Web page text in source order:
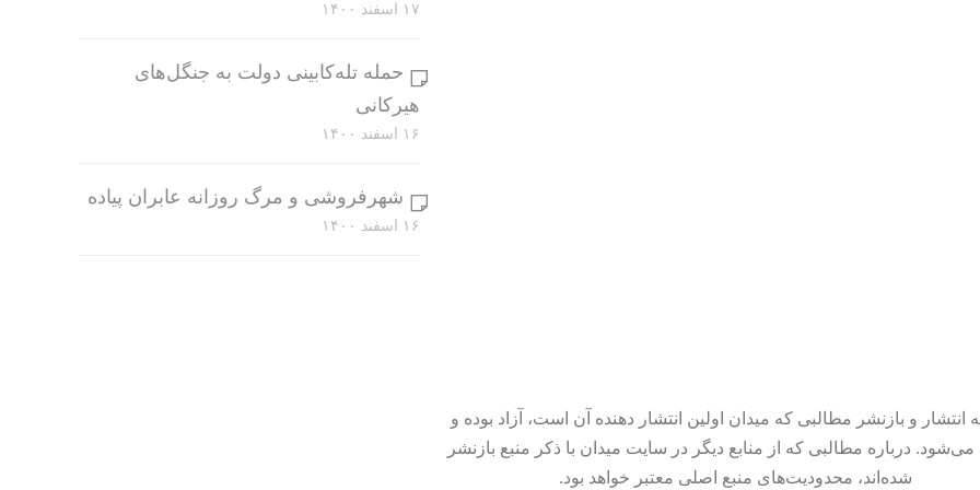
۱۷ اسفند ۱۴۰۰
حمله تله‌کابینی دولت به جنگل‌های
هیرکانی
۱۶ اسفند ۱۴۰۰
شهرفروشی و مرگ روزانه عابران پیاده
۱۶ اسفند ۱۴۰۰
انتشار و بازنشر مطالبی که میدان اولین انتشار دهنده آن است، آزاد بوده و
درباره مطالبی که از منابع دیگر در سایت میدان با ذکر منبع بازنشر
شده‌اند، محدودیت‌های منبع اصلی معتبر خواهد بود.